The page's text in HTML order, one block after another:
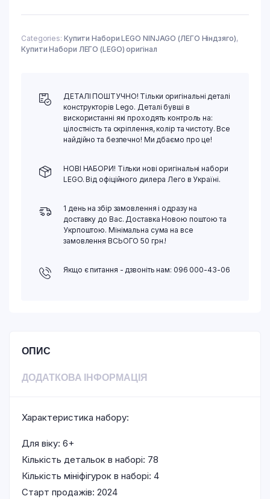
Categories: Купити Набори LEGO NINJAGO (ЛЕГО Ніндзяго),
Купити Набори ЛЕГО (LEGO) оригінал
ДЕТАЛІ ПОШТУЧНО! Тільки оригінальні деталі
конструкторів Lego. Деталі бувші в
вискористанні які проходять контроль на:
цілостність та скріплення, колір та чистоту. Все
найдійно та безпечно! Ми дбаємо про це!
НОВІ НАБОРИ! Тільки нові оригінальні набори
LEGO. Від офіційного дилера Лего в Україні.
1 день на збір замовлення і одразу на
доставку до Вас. Доставка Новою поштою та
Укрпоштою. Мінімальна сума на все
замовлення ВСЬОГО 50 грн.!
Якщо є питання - дзвоніть нам: 096 000-43-06
ОПИС
ДОДАТКОВА ІНФОРМАЦІЯ
Характеристика набору:
Для віку: 6+
Кількість детальок в наборі: 78
Кількість мініфігурок в наборі: 4
Старт продажів: 2024